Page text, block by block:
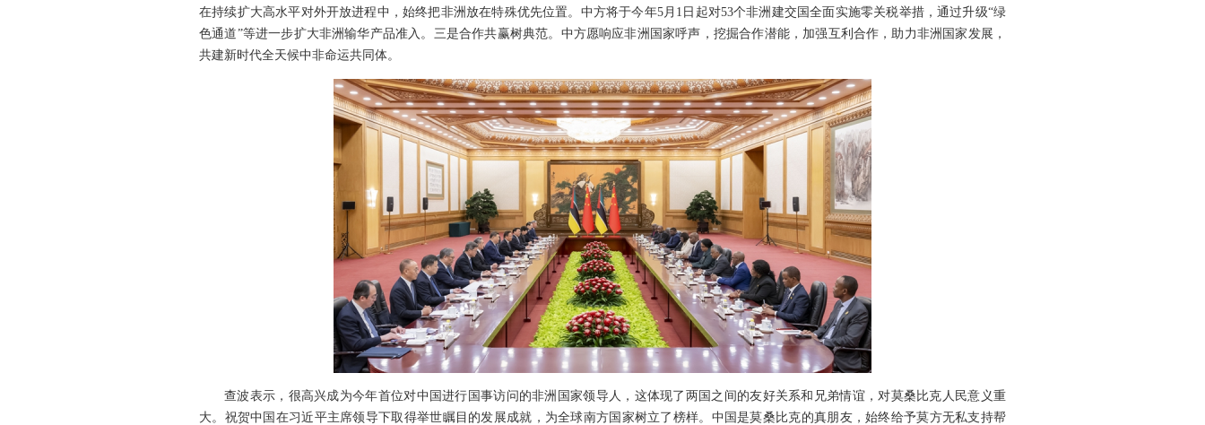
在持续扩大高水平对外开放进程中，始终把非洲放在特殊优先位置。中方将于今年5月1日起对53个非洲建交国全面实施零关税举措，通过升级“绿
色通道”等进一步扩大非洲输华产品准入。三是合作共赢树典范。中方愿响应非洲国家呼声，挖掘合作潜能，加强互利合作，助力非洲国家发展，
共建新时代全天候中非命运共同体。
查波表示，很高兴成为今年首位对中国进行国事访问的非洲国家领导人，这体现了两国之间的友好关系和兄弟情谊，对莫桑比克人民意义重
大。祝贺中国在习近平主席领导下取得举世瞩目的发展成就，为全球南方国家树立了榜样。中国是莫桑比克的真朋友，始终给予莫方无私支持帮